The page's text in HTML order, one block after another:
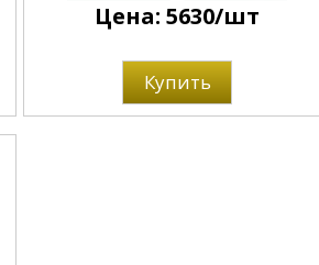
Цена: 5630/шт
Купить